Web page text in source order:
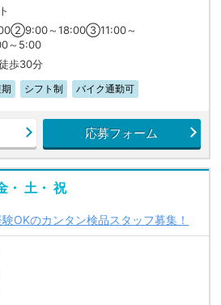
～18:00③11:00～
～5:00
歩30分
シフト制 バイク通勤可
応募フォーム
・ 土・ 祝
OKのカンタン検品スタッフ募集！